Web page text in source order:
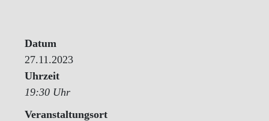
Datum
27.11.2023
Uhrzeit
19:30 Uhr
Veranstaltungsort